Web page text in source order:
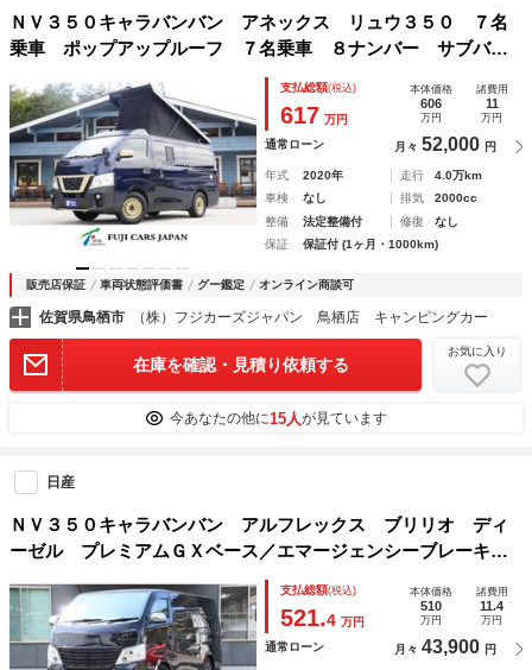
ＮＶ３５０キャラバンバン アネックス リュウ３５０ ７名
乗車 ポップアップルーフ ７名乗車 ８ナンバー サブバッ
テリー 走行充電 外部充電 ＦＦヒーター 網戸 ４００Ｗ
インバーター メインサブ切替スイッチ 両側スライドドア
キャンピングカー
支払総額(税込)
617 万円
本体価格
606
万円
諸費用
11
万円
通常ローン 月々 52,000 円
年式 2020年 走行
4.0万km
車検
なし 排気
2000cc
整備
法定整備付 修復
なし
保証
保証付 (1ヶ月・1000km)
販売店保証 車両状態評価書 グー鑑定 オンライン商談可
佐賀県鳥栖市 （株）フジカーズジャパン 鳥栖店 キャンピングカー
在庫を確認・見積り依頼する
お気に入り
今あなたの他に15人が見ています
日産
ＮＶ３５０キャラバンバン アルフレックス ブリリオ ディ
ーゼル プレミアムＧＸベース／エマージェンシーブレーキ／
アラウンドビュー／サブバッテリー／走行充電／冷蔵庫／フリ
ップダウン／ナビ切替ＳＷ／ＵＩショック スタビライザー／
フルエアロ／８ナンバー／キャンピングカー
支払総額(税込)
521.4 万円
本体価格
510
万円
諸費用
11.4
万円
通常ローン 月々 43,900 円